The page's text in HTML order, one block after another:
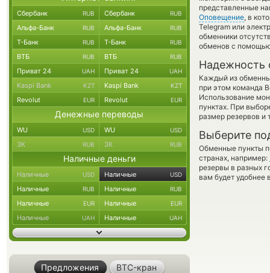
представленные
Оповещение, в
Telegram или
обменники
обменов с
Надежность
Каждый из
при этом команда
Использование
пунктах. При
размер резервов и
Выберите
Обменные пункты
странах, например:
резервы в разных
вам будет удобнее
Сбербанк RUB Сбербанк RUB
Альфа-Банк RUB Альфа-Банк RUB
Т-Банк RUB Т-Банк RUB
ВТБ RUB ВТБ RUB
Приват 24 UAH Приват 24 UAH
Kaspi Bank KZT Kaspi Bank KZT
Revolut EUR Revolut EUR
Денежные переводы
WU USD WU USD
ЗК RUB ЗК RUB
Наличные деньги
Наличные USD Наличные USD
Наличные RUB Наличные RUB
Наличные EUR Наличные EUR
Наличные UAH Наличные UAH
Предложения BTC-кран